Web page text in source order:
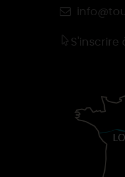
S'inscrire